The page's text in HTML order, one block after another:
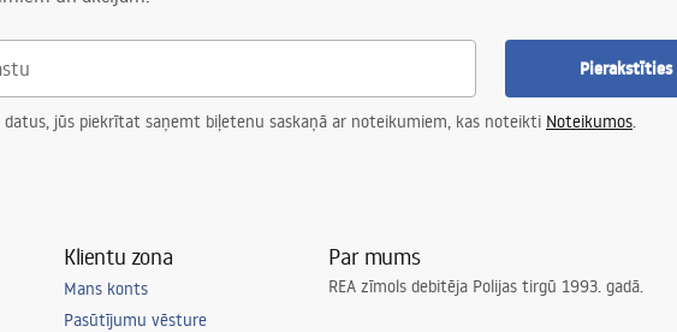
Pierakstīties
jūs piekrītat saņemt biļetenu saskaņā ar noteikumiem, kas noteikti Noteikumos.
Klientu zona
Mans konts
Pasūtījumu vēsture
Par mums
REA zīmols debitēja Polijas tirgū 1993. gadā.